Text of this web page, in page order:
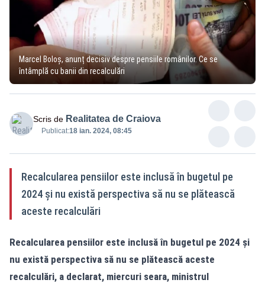
Marcel Boloș, anunț decisiv despre pensiile românilor. Ce se
întâmplă cu banii din recalculări
Scris de Realitatea de Craiova
Publicat:18 ian. 2024, 08:45
Recalcularea pensiilor este inclusă în bugetul pe
2024 şi nu există perspectiva să nu se plătească
aceste recalculări
Recalcularea pensiilor este inclusă în bugetul pe 2024 şi
nu există perspectiva să nu se plătească aceste
recalculări, a declarat, miercuri seara, ministrul